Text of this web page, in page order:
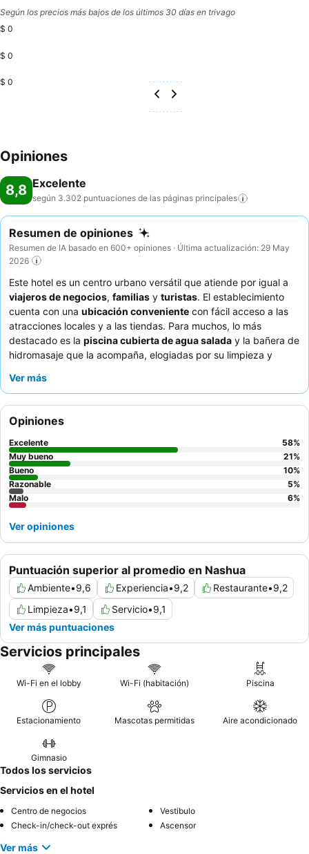
Según los precios más bajos de los últimos 30 días en trivago
$ 0
$ 0
$ 0
Opiniones
8,8 Excelente
según 3.302 puntuaciones de las páginas principales
Resumen de opiniones
Resumen de IA basado en 600+ opiniones · Última actualización: 29 May
2026
Este hotel es un centro urbano versátil que atiende por igual a
viajeros de negocios, familias y turistas. El establecimiento
cuenta con una ubicación conveniente con fácil acceso a las
atracciones locales y a las tiendas. Para muchos, lo más
destacado es la piscina cubierta de agua salada y la bañera de
hidromasaje que la acompaña, elogiadas por su limpieza y
excepcional amabilidad del personal y el delicioso y variado
habitación con vistas al jardín.
Ver más
Puntuación superior al promedio en Nashua
Ambiente•9,6 Experiencia•9,2 Restaurante•9,2
Limpieza•9,1 Servicio•9,1
Ver más puntuaciones
Opiniones
Excelente 58%
Muy bueno
21%
Bueno
10%
Razonable
5%
Malo
6%
Ver opiniones
Servicios principales
Wi-Fi en el lobby Wi-Fi (habitación) Piscina
Estacionamiento Mascotas permitidas Aire acondicionado
Gimnasio
Todos los servicios
Servicios en el hotel
Centro de negocios
Vestibulo
Check-in/check-out exprés
Ascensor
Ver más